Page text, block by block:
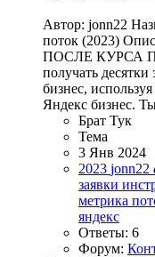
Автор: jonn22
поток (2023)
ПОСЛЕ КУРСА По
получать
бизнес,
Яндекс бизнес.
Брат Тук
Тема
3 Янв 2024
2023 jonn22
заявки
метрика
яндекс
Ответы: 6
Форум: